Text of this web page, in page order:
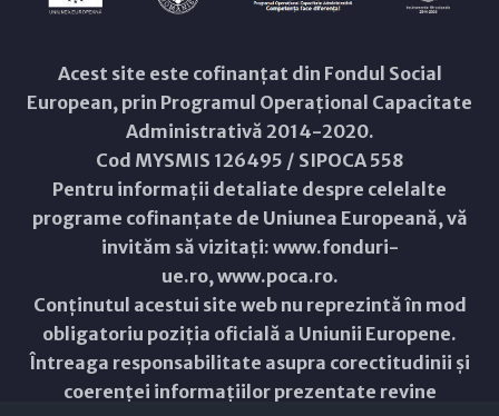
Acest site este cofinanțat din Fondul Social
European, prin Programul Operațional Capacitate
Administrativă 2014-2020.
Cod MYSMIS 126495 / SIPOCA 558
Pentru informații detaliate despre celelalte
programe cofinanțate de Uniunea Europeană, vă
invităm să vizitați: www.fonduri-
ue.ro,www.poca.ro.
Conținutul acestui site web nu reprezintă în mod
obligatoriu poziția oficială a Uniunii Europene.
Întreaga responsabilitate asupra corectitudinii și
coerenței informațiilor prezentate revine